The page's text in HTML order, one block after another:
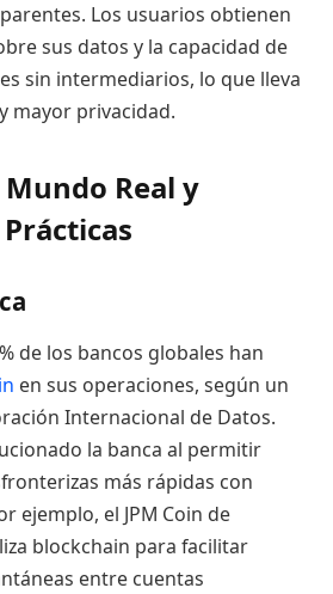
Los usuarios obtienen
sus datos y la capacidad de
sin intermediarios, lo que lleva
mayor privacidad.
Real y
de los bancos globales han
en sus operaciones, según un
Internacional de Datos.
la banca al permitir
más rápidas con
ejemplo, el JPM Coin de
blockchain para facilitar
entre cuentas